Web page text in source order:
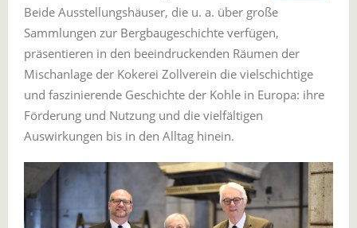
Beide Ausstellungshäuser, die u. a. über große
Sammlungen zur Bergbaugeschichte verfügen,
präsentieren in den beeindruckenden Räumen der
Mischanlage der Kokerei Zollverein die vielschichtige
und faszinierende Geschichte der Kohle in Europa: ihre
Förderung und Nutzung und die vielfältigen
Auswirkungen bis in den Alltag hinein.